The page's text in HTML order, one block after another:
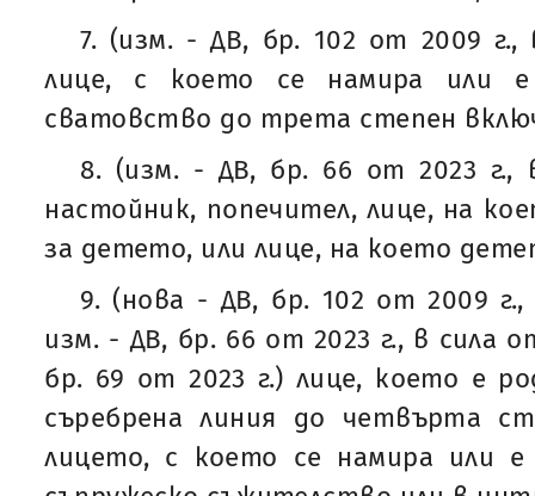
7. (изм. - ДВ, бр. 102 от 2009 г.,
лице, с което се намира или
сватовство до трета степен
8. (изм. - ДВ, бр. 66 от 2023 г.,
настойник, попечител, лице, на
за детето, или лице, на което
9. (нова - ДВ, бр. 102 от 2009 г.,
изм. - ДВ, бр. 66 от 2023 г., в сила
бр. 69 от 2023 г.) лице, което е
съребрена линия до четвърта
лицето, с което се намира или